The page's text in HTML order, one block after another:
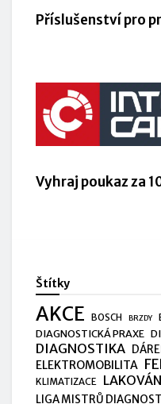
Příslušenství pro
Vyhraj poukaz za
Štítky
AKCE BOSCH BRZDY
DIAGNOSTICKÁ PRAXE
DIAGNOSTIKA
ELEKTROMOBILITA
KLIMATIZACE
LIGA MISTRŮ